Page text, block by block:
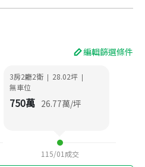
編輯篩選條件
3房2廳2衛 | 28.02坪 |
無車位
750萬 26.77萬/坪
115/01 成交